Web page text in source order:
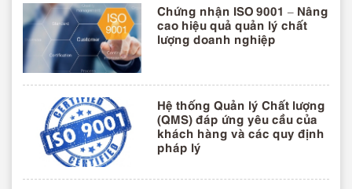
Chứng nhận ISO 9001 – Nâng
cao hiệu quả quản lý chất
lượng doanh nghiệp
Hệ thống Quản lý Chất lượng
(QMS) đáp ứng yêu cầu của
khách hàng và các quy định
pháp lý